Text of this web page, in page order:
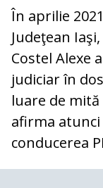
În aprilie
Judeţean
Costel Alexe
judiciar în
luare de
afirma atunci
conducerea